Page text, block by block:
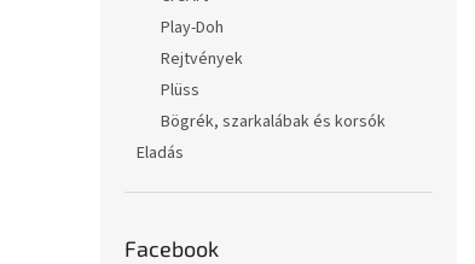
Play-Doh
Rejtvények
Plüss
Bögrék, szarkalábak és korsók
Eladás
Facebook